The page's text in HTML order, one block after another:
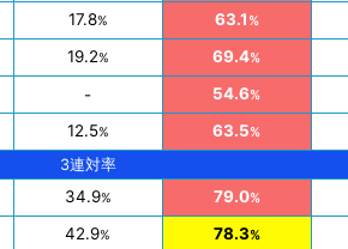
17.8% 63.1 %
19.2% 69.4%
- 54.6%
12.5% 63.5%
3連対率
34.9% 79.0%
42.9% 78.3%